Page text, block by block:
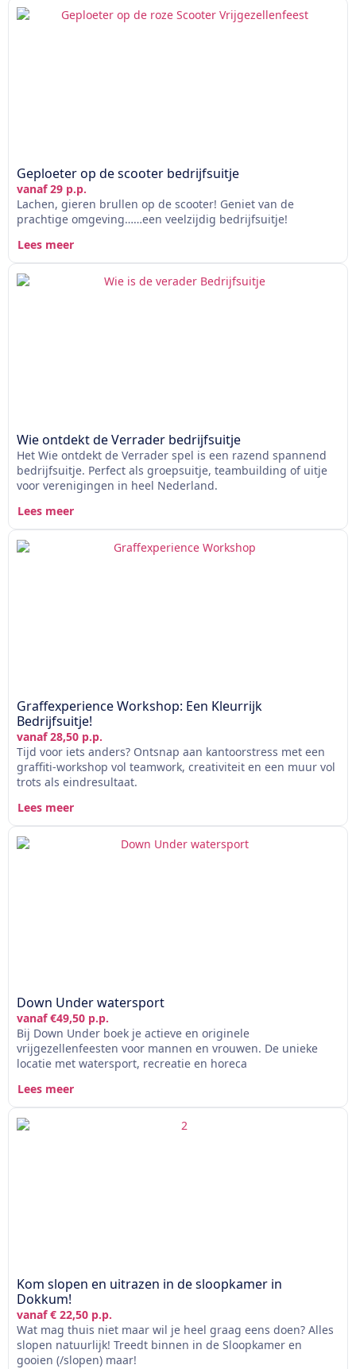
Geploeter op de scooter bedrijfsuitje
vanaf 29 p.p.
Lachen, gieren brullen op de scooter! Geniet van de
prachtige omgeving……een veelzijdig bedrijfsuitje!
Lees meer
Wie ontdekt de Verrader bedrijfsuitje
Het Wie ontdekt de Verrader spel is een razend spannend
bedrijfsuitje. Perfect als groepsuitje, teambuilding of uitje
voor verenigingen in heel Nederland.
Lees meer
Graffexperience Workshop: Een Kleurrijk
Bedrijfsuitje!
vanaf 28,50 p.p.
Tijd voor iets anders? Ontsnap aan kantoorstress met een
graffiti-workshop vol teamwork, creativiteit en een muur vol
trots als eindresultaat.
Lees meer
Down Under watersport
vanaf €49,50 p.p.
Bij Down Under boek je actieve en originele
vrijgezellenfeesten voor mannen en vrouwen. De unieke
locatie met watersport, recreatie en horeca
Lees meer
Kom slopen en uitrazen in de sloopkamer in
Dokkum!
vanaf € 22,50 p.p.
Wat mag thuis niet maar wil je heel graag eens doen? Alles
slopen natuurlijk! Treedt binnen in de Sloopkamer en
gooien (/slopen) maar!